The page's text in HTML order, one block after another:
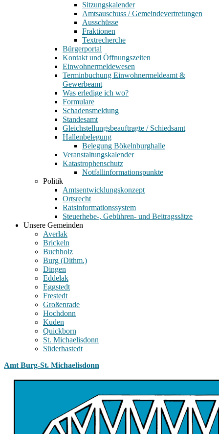
Sitzungskalender
Amtsauschuss / Gemeindevertretungen
Ausschüsse
Fraktionen
Textrecherche
Bürgerportal
Kontakt und Öffnungszeiten
Einwohnermeldewesen
Terminbuchung Einwohnermeldeamt &
Gewerbeamt
Was erledige ich wo?
Formulare
Schadensmeldung
Standesamt
Gleichstellungsbeauftragte / Schiedsamt
Hallenbelegung
Belegung Bökelnburghalle
Veranstaltungskalender
Katastrophenschutz
Notfallinformationspunkte
Politik
Amtsentwicklungskonzept
Ortsrecht
Ratsinformationssystem
Steuerhebe-, Gebühren- und Beitragssätze
Unsere Gemeinden
Averlak
Brickeln
Buchholz
Burg (Dithm.)
Dingen
Eddelak
Eggstedt
Frestedt
Großenrade
Hochdonn
Kuden
Quickborn
St. Michaelisdonn
Süderhastedt
Amt Burg-St. Michaelisdonn